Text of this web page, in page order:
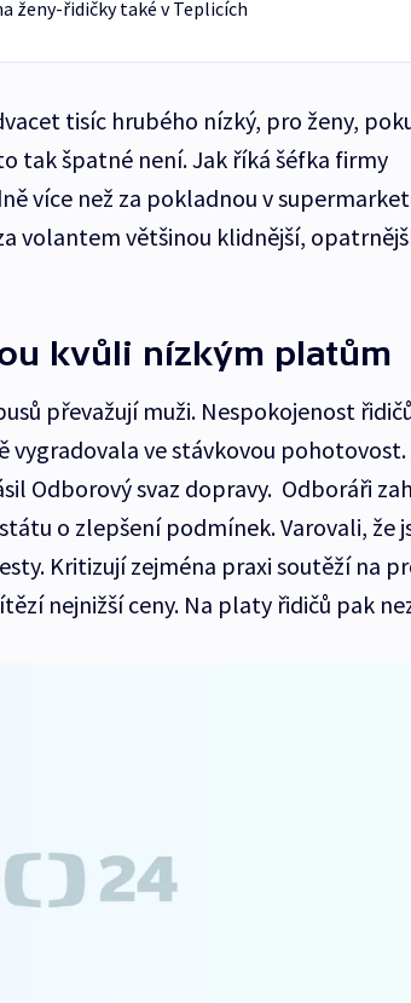
ženy-řidičky také v Teplicích
tisíc hrubého nízký, pro ženy,
tak špatné není. Jak říká šéfka firmy
více než za pokladnou v
volantem většinou klidnější,
kvůli nízkým platům
převažují muži. Nespokojenost
ve stávkovou pohotovost.
Odborový svaz dopravy. Odboráři
o zlepšení podmínek. Varovali, že
Kritizují zejména praxi soutěží na
nejnižší ceny. Na platy řidičů pak